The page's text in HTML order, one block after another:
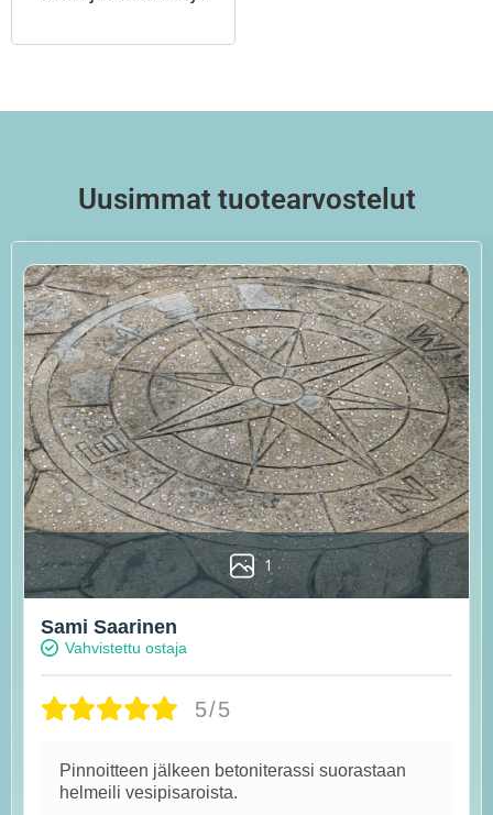
Uusimmat tuotearvostelut
1
Sami Saarinen
Vahvistettu ostaja
5/5
Pinnoitteen jälkeen betoniterassi suorastaan
helmeili vesipisaroista.